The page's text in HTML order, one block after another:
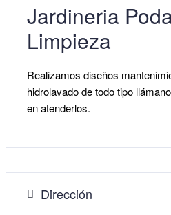
Jardineria
Limpieza
Realizamos diseños
hidrolavado de todo tipo
en atenderlos.
Dirección